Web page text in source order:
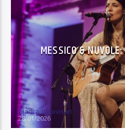
MESSICO &
Giancarlo Lovisari
28/01/2026